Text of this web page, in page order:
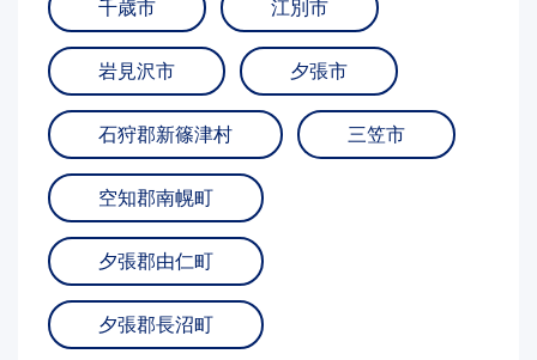
千歳市 江別市
岩見沢市 夕張市
石狩郡新篠津村 三笠市
空知郡南幌町
夕張郡由仁町
夕張郡長沼町